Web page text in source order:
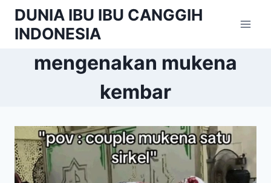
Skip
content
DUNIA IBU IBU CANGGIH
INDONESIA
mengenakan mukena
kembar